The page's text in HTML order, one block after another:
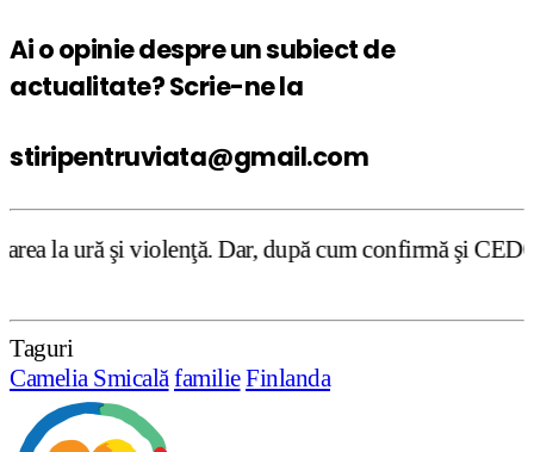
Ai o opinie despre un subiect de
actualitate? Scrie-ne la
stiripentruviata@gmail.com
violenţă. Dar, după cum confirmă şi CEDO în cazul
Taguri
Camelia SmicalăfamilieFinlanda